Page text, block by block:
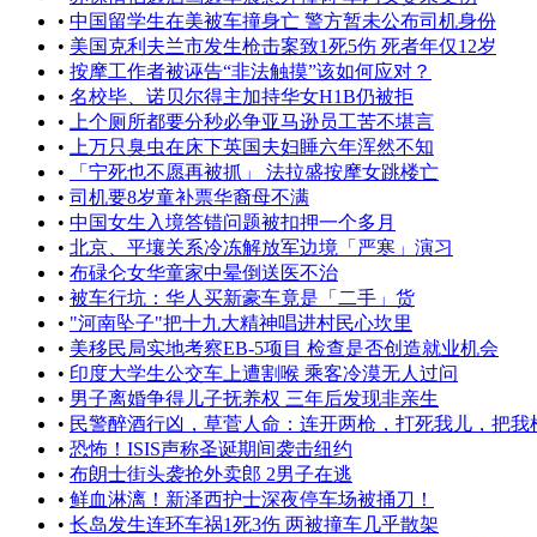
• 中国留学生在美被车撞身亡 警方暂未公布司机身份
• 美国克利夫兰市发生枪击案致1死5伤 死者年仅12岁
• 按摩工作者被诬告“非法触摸”该如何应对？
• 名校毕、诺贝尔得主加持华女H1B仍被拒
•
上个厕所都要分秒必争亚马逊员工苦不堪言
•
上万只臭虫在床下英国夫妇睡六年浑然不知
•
「宁死也不愿再被抓」 法拉盛按摩女跳楼亡
• 司机要8岁童补票华裔母不满
• 中国女生入境答错问题被扣押一个多月
• 北京、平壤关系冷冻解放军边境「严寒」演习
• 布碌仑女华童家中晕倒送医不治
• 被车行坑：华人买新豪车竟是「二手」货
• "河南坠子"把十九大精神唱进村民心坎里
• 美移民局实地考察EB-5项目 检查是否创造就业机会
• 印度大学生公交车上遭割喉 乘客冷漠无人过问
• 男子离婚争得儿子抚养权 三年后发现非亲生
• 民警醉酒行凶，草菅人命：连开两枪，打死我儿，把我
• 恐怖！ISIS声称圣诞期间袭击纽约
• 布朗士街头袭抢外卖郎 2男子在逃
• 鲜血淋漓！新泽西护士深夜停车场被捅刀！
• 长岛发生连环车祸1死3伤 两被撞车几乎散架